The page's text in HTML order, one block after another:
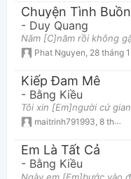
Chuyện Tình Buồn
- Duy Quang
Phat Nguyen 28 tháng 10, 2013 lúc 10:49am
Kiếp Đam Mê
- Bằng Kiều
maitrinh791993 8 tháng 08, 2013 lúc 01:13pm
Em Là Tất Cả
- Bằng Kiều